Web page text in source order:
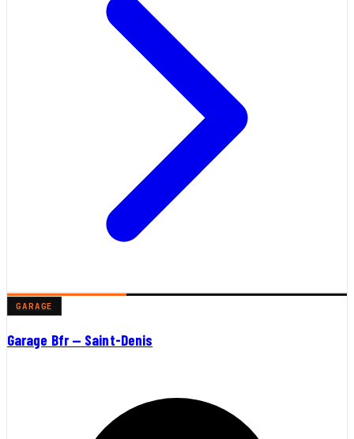
GARAGE
Garage Bfr — Saint-Denis